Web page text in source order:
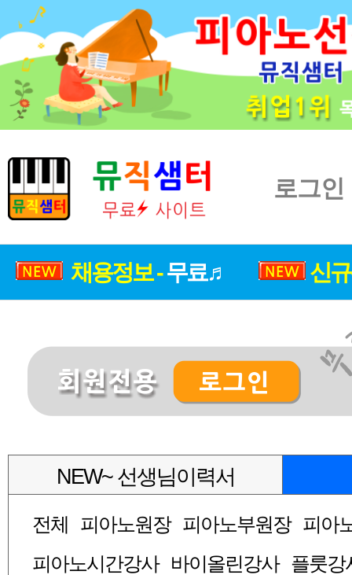
로그인
채용정보 -무료♬ 신
NEW~ 선생님이력서
전체 피아노원장 피아노부원장 피아
피아노시간강사
바이올린강사 플룻강